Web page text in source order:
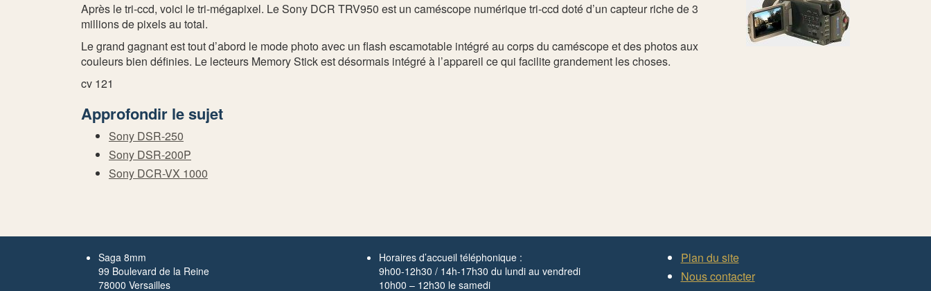
Après le tri-ccd, voici le tri-mégapixel. Le Sony DCR TRV950 est un caméscope numérique tri-ccd doté d’un capteur riche de 3
millions de pixels au total.
Le grand gagnant est tout d’abord le mode photo avec un flash escamotable intégré au corps du caméscope et des photos aux
couleurs bien définies. Le lecteurs Memory Stick est désormais intégré à l’appareil ce qui facilite grandement les choses.
cv 121
Approfondir le sujet
Sony DSR-250
Sony DSR-200P
Sony DCR-VX 1000
Saga 8mm
99 Boulevard de la Reine
78000 Versailles
Horaires d’accueil téléphonique :
9h00-12h30 / 14h-17h30 du lundi au vendredi
10h00 – 12h30 le samedi
Plan du site
Nous contacter